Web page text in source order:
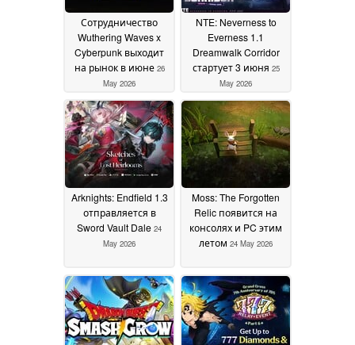
Сотрудничество
Wuthering Waves x
Cyberpunk выходит
на рынок в июне 26
May 2026
NTE: Neverness to
Everness 1.1
Dreamwalk Corridor
стартует 3 июня 25
May 2026
Arknights: Endfield 1.3
отправляется в
Sword Vault Dale 24
May 2026
Moss: The Forgotten
Relic появится на
консолях и PC этим
летом 24 May 2026